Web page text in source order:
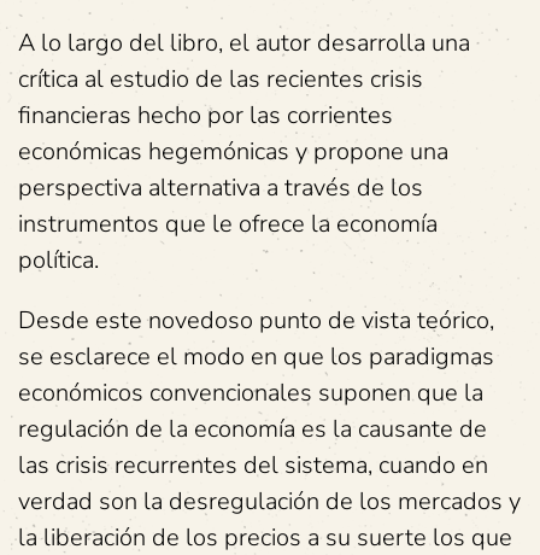
A lo largo del libro, el autor desarrolla una
crítica al estudio de las recientes crisis
financieras hecho por las corrientes
económicas hegemónicas y propone una
perspectiva alternativa a través de los
instrumentos que le ofrece la economía
política.
Desde este novedoso punto de vista teórico,
se esclarece el modo en que los paradigmas
económicos convencionales suponen que la
regulación de la economía es la causante de
las crisis recurrentes del sistema, cuando en
verdad son la desregulación de los mercados y
la liberación de los precios a su suerte los que